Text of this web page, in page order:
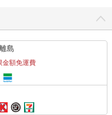
島
金額免運費